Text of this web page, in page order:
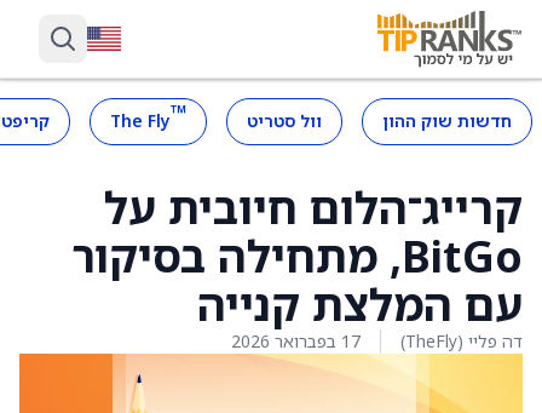
חדשות שוק ההון וול סטריט ™
The Fly
קרייג־הלום חיובית על
BitGo, מתחילה בסיקור
עם המלצת קנייה
דה פליי (TheFly) 17 בפברואר 2026